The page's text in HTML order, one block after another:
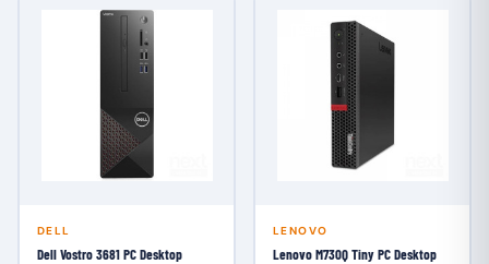
DELL
Dell Vostro 3681 PC Desktop
LENOVO
Lenovo M730Q Tiny PC Desktop